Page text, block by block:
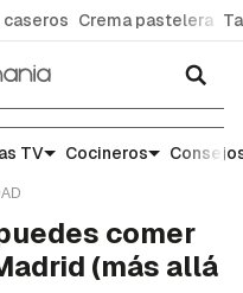
Crema pastelera
TV Cocineros
comer
(más allá